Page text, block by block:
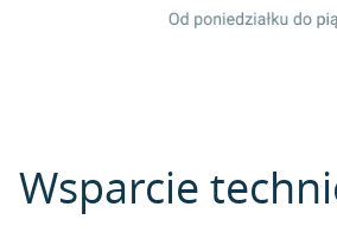
Wsparcie